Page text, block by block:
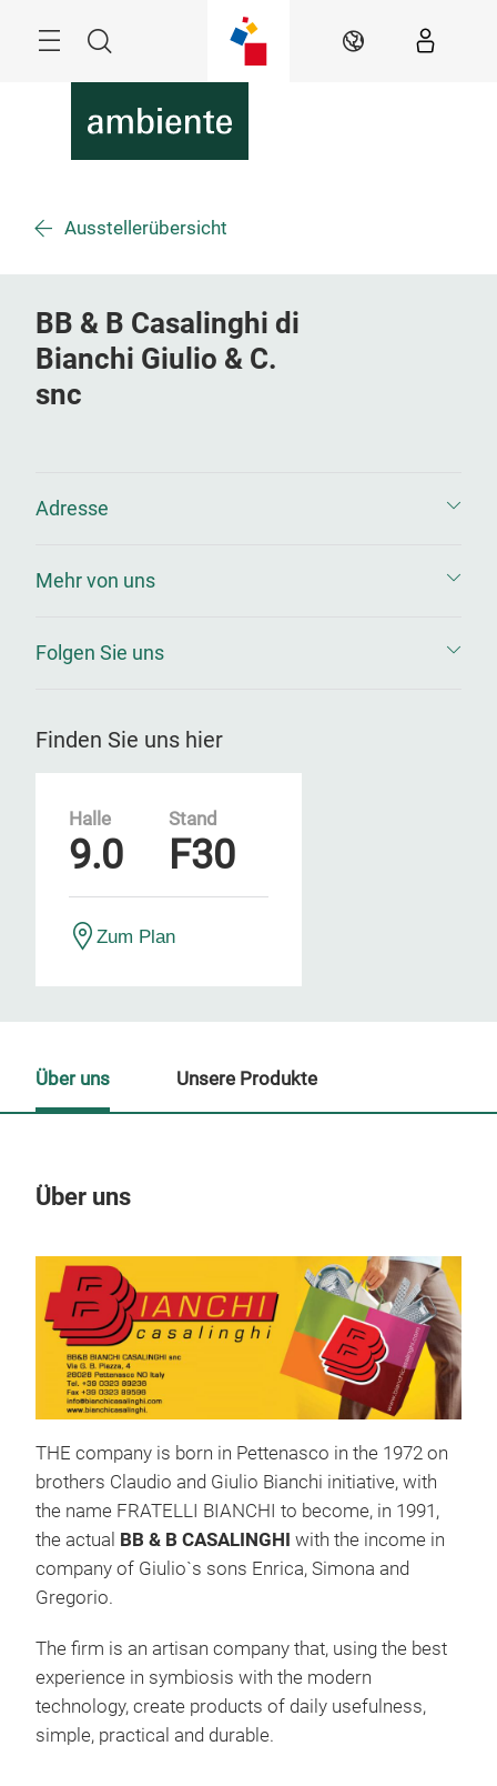
Suche DE
Ausstellerübersicht
BB & B Casalinghi di
Bianchi Giulio & C.
snc
Adresse
Mehr von uns
Folgen Sie uns
Finden Sie uns hier
Halle
9.0
Stand
F30
Zum Plan
Über uns
THE company is born in Pettenasco in the 1972 on
brothers Claudio and Giulio Bianchi initiative, with
the name FRATELLI BIANCHI to become, in 1991,
the actual BB & B CASALINGHI with the income in
company of Giulio`s sons Enrica, Simona and
Gregorio.
The firm is an artisan company that, using the best
experience in symbiosis with the modern
technology, create products of daily usefulness,
simple, practical and durable.
Über uns Unsere Produkte